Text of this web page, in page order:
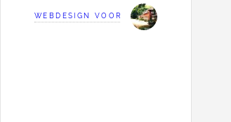
WEBDESIGN VOOR CHRISTELIJKE